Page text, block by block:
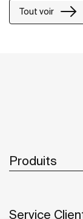
Tout voir
Produits
Service